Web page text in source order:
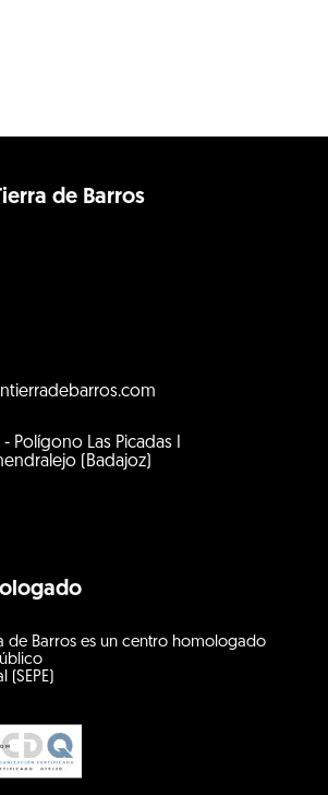
de Barros es un centro homologado
(SEPE)
de Barros
Polígono Las Picadas I
(Badajoz)